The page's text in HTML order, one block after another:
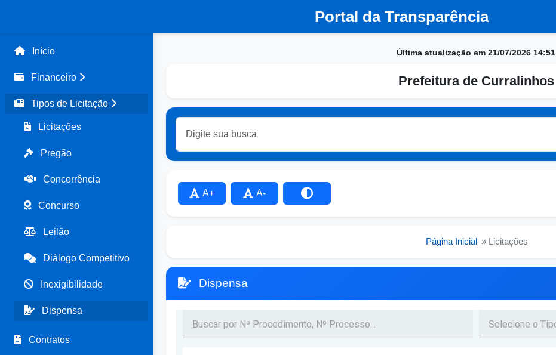
Portal da Transparência
Início
Financeiro
Tipos de Licitação
Licitações
Pregão
Concorrência
Concurso
Leilão
Diálogo Competitivo
Inexigibilidade
Dispensa
Contratos
Última atualização em 21/07/2026 14:51
Prefeitura de Curralinhos
A+ A-
Página Inicial » Licitações
Dispensa